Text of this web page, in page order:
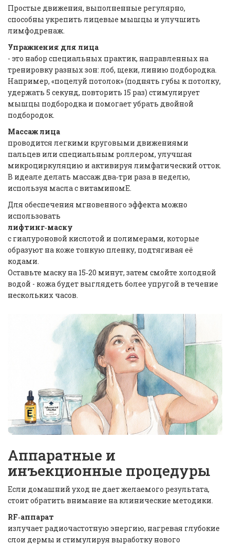
Простые движения, выполненные регулярно,
способны укрепить лицевые мышцы и улучшить
лимфодренаж.
Упражнения для лица
- это набор специальных практик, направленных на
тренировку разных зон: лоб, щеки, линию подбородка.
Например, «поцелуй потолок» (поднять губы к потолку,
удержать 5 секунд, повторить 15 раз) стимулирует
мышцы подбородка и помогает убрать двойной
подбородок.
Массаж лица
проводится легкими круговыми движениями
пальцев или специальным роллером, улучшая
микроциркуляцию и активируя лимфатический отток.
В идеале делать массаж два‑три раза в неделю,
используя масла с витаминомE.
Для обеспечения мгновенного эффекта можно
использовать
лифтинг‑маску
с гиалуроновой кислотой и полимерами, которые
образуют на коже тонкую пленку, подтягивая её
кодами.
Оставьте маску на 15‑20 минут, затем смойте холодной
водой - кожа будет выглядеть более упругой в течение
нескольких часов.
Аппаратные и
инъекционные процедуры
Если домашний уход не дает желаемого результата,
стоит обратить внимание на клинические методики.
RF‑аппарат
излучает радиочастотную энергию, нагревая глубокие
слои дермы и стимулируя выработку нового